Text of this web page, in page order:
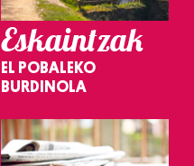
Eskaintzak
EL POBALEKO
BURDINOLA